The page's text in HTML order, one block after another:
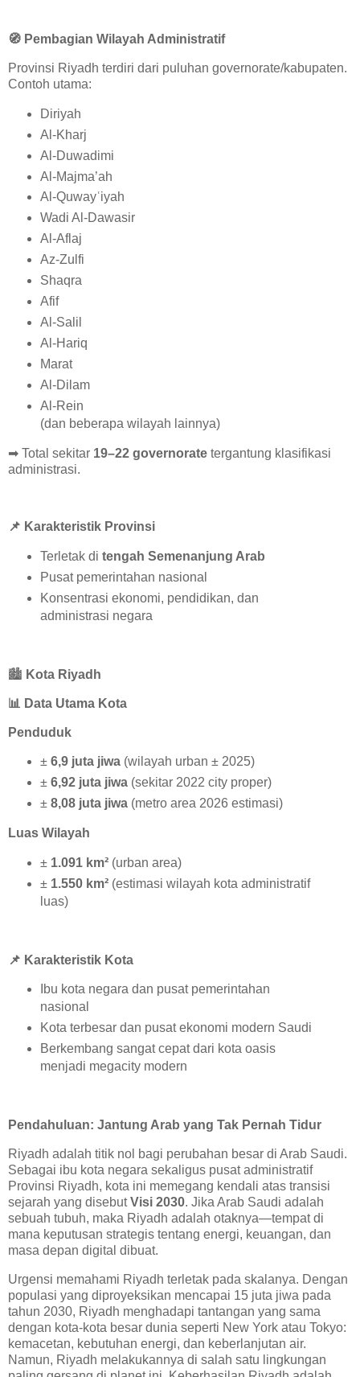
🧭 Pembagian Wilayah Administratif
Provinsi Riyadh terdiri dari puluhan governorate/kabupaten.
Contoh utama:
Diriyah
Al-Kharj
Al-Duwadimi
Al-Majma’ah
Al-Quwayʿiyah
Wadi Al-Dawasir
Al-Aflaj
Az-Zulfi
Shaqra
Afif
Al-Salil
Al-Hariq
Marat
Al-Dilam
Al-Rein
(dan beberapa wilayah lainnya)
➡ Total sekitar 19–22 governorate tergantung klasifikasi
administrasi.
📌 Karakteristik Provinsi
Terletak di tengah Semenanjung Arab
Pusat pemerintahan nasional
Konsentrasi ekonomi, pendidikan, dan
administrasi negara
🏙️ Kota Riyadh
📊 Data Utama Kota
Penduduk
± 6,9 juta jiwa(wilayah urban ± 2025)
± 6,92 juta jiwa(sekitar 2022 city proper)
± 8,08 juta jiwa(metro area 2026 estimasi)
Luas Wilayah
± 1.091 km²(urban area)
± 1.550 km²(estimasi wilayah kota administratif
luas)
📌 Karakteristik Kota
Ibu kota negara dan pusat pemerintahan
nasional
Kota terbesar dan pusat ekonomi modern Saudi
Berkembang sangat cepat dari kota oasis
menjadi megacity modern
Pendahuluan: Jantung Arab yang Tak Pernah Tidur
Riyadh adalah titik nol bagi perubahan besar di Arab Saudi.
Sebagai ibu kota negara sekaligus pusat administratif
Provinsi Riyadh, kota ini memegang kendali atas transisi
sejarah yang disebutVisi 2030. Jika Arab Saudi adalah
sebuah tubuh, maka Riyadh adalah otaknya—tempat di
mana keputusan strategis tentang energi, keuangan, dan
masa depan digital dibuat.
Urgensi memahami Riyadh terletak pada skalanya. Dengan
populasi yang diproyeksikan mencapai 15 juta jiwa pada
tahun 2030, Riyadh menghadapi tantangan yang sama
dengan kota-kota besar dunia seperti New York atau Tokyo:
kemacetan, kebutuhan energi, dan keberlanjutan air.
Namun, Riyadh melakukannya di salah satu lingkungan